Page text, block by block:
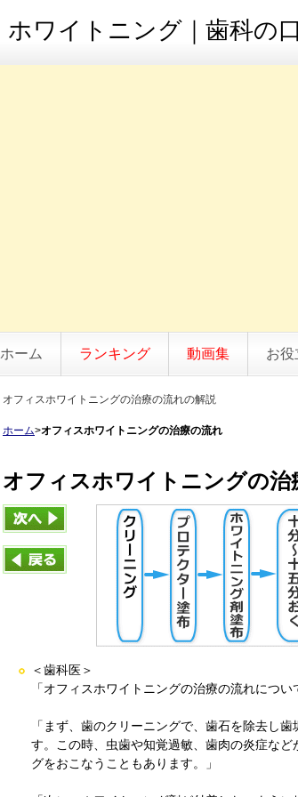
ホワイトニング｜歯科の
ホーム ランキング 動画集 お役
オフィスホワイトニングの治療の流れの解説
ホーム>オフィスホワイトニングの治療の流れ
オフィスホワイトニングの治
＜歯科医＞
「オフィスホワイトニングの治療の流れについ
「まず、歯のクリーニングで、歯石を除去し
す。この時、虫歯や知覚過敏、歯肉の炎症な
グをおこなうこともあります。」